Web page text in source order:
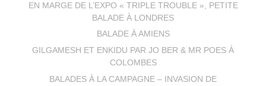
EN MARGE DE L’EXPO « TRIPLE TROUBLE », PETITE
BALADE À LONDRES
BALADE À AMIENS
GILGAMESH ET ENKIDU PAR JO BER & MR POES À
COLOMBES
BALADES À LA CAMPAGNE – INVASION DE